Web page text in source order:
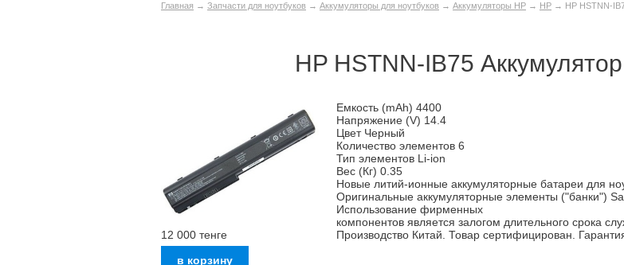
Главная → Запчасти для ноутбуков → Аккумуляторы для ноутбуков → Аккумуляторы HP → HP → HP HSTNN-
HP HSTNN-IB75
12 000 тенге
Емкость (mAh) 4400
Напряжение (V) 14.4
Цвет Черный
Количество элементов 6
Тип элементов Li-ion
Вес (Кг) 0.35
Новые литий-ионные аккумуляторные батареи для
Оригинальные аккумуляторные элементы ("банки")
Использование фирменных
компонентов является залогом длительного срока
Производство Китай. Товар сертифицирован.